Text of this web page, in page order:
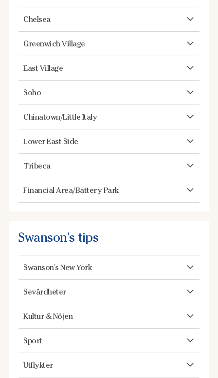
Chelsea
Greenwich Village
East Village
Soho
Chinatown/Little Italy
Lower East Side
Tribeca
Financial Area/Battery Park
Swanson's tips
Swanson's New York
Sevärdheter
Kultur & Nöjen
Sport
Utflykter